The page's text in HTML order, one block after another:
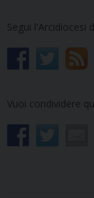
Segui l'Arcidiocesi
Vuoi condividere